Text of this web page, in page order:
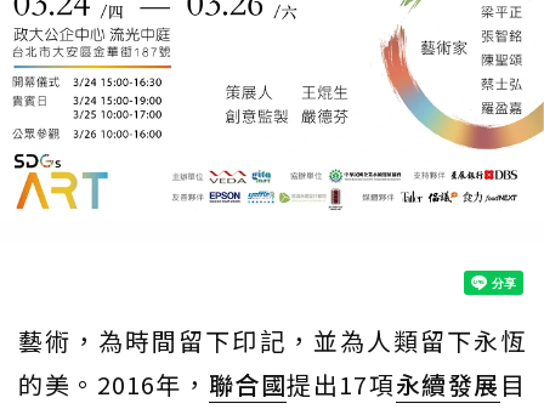
藝術，為時間留下印記，並為人類留下永恆
的美。2016年， 聯合國提出17項永續發展 目